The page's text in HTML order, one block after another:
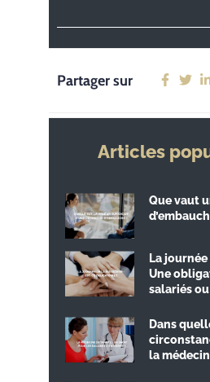
Partager sur
Articles
Que vaut
La
Une
salariés ou
Dans
la